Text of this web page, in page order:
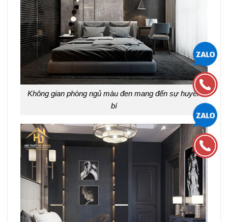
Không gian phòng ngủ màu đen mang đến sự huyền
bí